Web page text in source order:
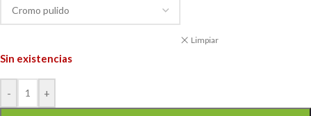
Limpiar
Sin existencias
- +